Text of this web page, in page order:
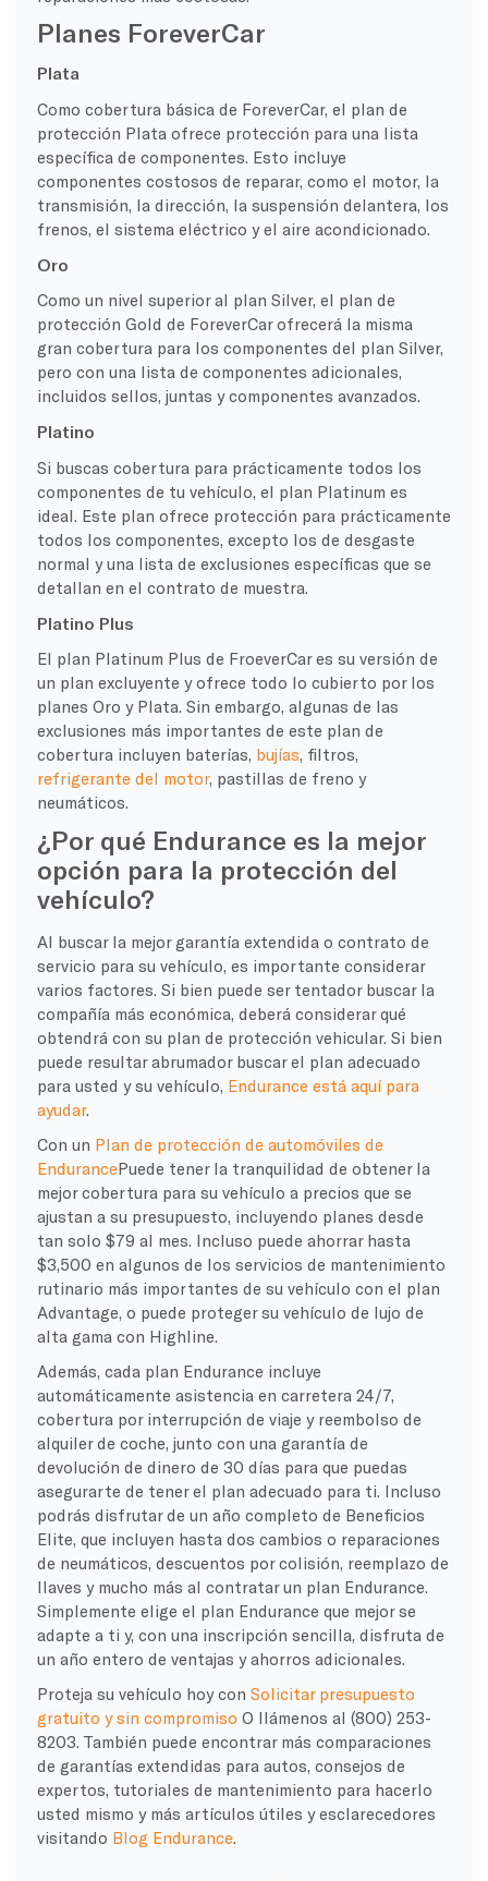
Planes ForeverCar
Plata
Como cobertura básica de ForeverCar, el plan de
protección Plata ofrece protección para una lista
específica de componentes. Esto incluye
componentes costosos de reparar, como el motor, la
transmisión, la dirección, la suspensión delantera, los
frenos, el sistema eléctrico y el aire acondicionado.
Oro
Como un nivel superior al plan Silver, el plan de
protección Gold de ForeverCar ofrecerá la misma
gran cobertura para los componentes del plan Silver,
pero con una lista de componentes adicionales,
incluidos sellos, juntas y componentes avanzados.
Platino
Si buscas cobertura para prácticamente todos los
componentes de tu vehículo, el plan Platinum es
ideal. Este plan ofrece protección para prácticamente
todos los componentes, excepto los de desgaste
normal y una lista de exclusiones específicas que se
detallan en el contrato de muestra.
Platino Plus
El plan Platinum Plus de FroeverCar es su versión de
un plan excluyente y ofrece todo lo cubierto por los
planes Oro y Plata. Sin embargo, algunas de las
exclusiones más importantes de este plan de
cobertura incluyen baterías, bujías, filtros,
refrigerante del motor, pastillas de freno y
neumáticos.
¿Por qué Endurance es la mejor
opción para la protección del
vehículo?
Al buscar la mejor garantía extendida o contrato de
servicio para su vehículo, es importante considerar
varios factores. Si bien puede ser tentador buscar la
compañía más económica, deberá considerar qué
obtendrá con su plan de protección vehicular. Si bien
puede resultar abrumador buscar el plan adecuado
para usted y su vehículo, Endurance está aquí para
ayudar.
Con un Plan de protección de automóviles de
EndurancePuede tener la tranquilidad de obtener la
mejor cobertura para su vehículo a precios que se
ajustan a su presupuesto, incluyendo planes desde
tan solo $79 al mes. Incluso puede ahorrar hasta
$3,500 en algunos de los servicios de mantenimiento
rutinario más importantes de su vehículo con el plan
Advantage, o puede proteger su vehículo de lujo de
alta gama con Highline.
Además, cada plan Endurance incluye
automáticamente asistencia en carretera 24/7,
cobertura por interrupción de viaje y reembolso de
alquiler de coche, junto con una garantía de
devolución de dinero de 30 días para que puedas
asegurarte de tener el plan adecuado para ti. Incluso
podrás disfrutar de un año completo de Beneficios
Elite, que incluyen hasta dos cambios o reparaciones
de neumáticos, descuentos por colisión, reemplazo de
llaves y mucho más al contratar un plan Endurance.
Simplemente elige el plan Endurance que mejor se
adapte a ti y, con una inscripción sencilla, disfruta de
un año entero de ventajas y ahorros adicionales.
Proteja su vehículo hoy con Solicitar presupuesto
gratuito y sin compromiso O llámenos al (800) 253-
8203. También puede encontrar más comparaciones
de garantías extendidas para autos, consejos de
expertos, tutoriales de mantenimiento para hacerlo
usted mismo y más artículos útiles y esclarecedores
visitando Blog Endurance.